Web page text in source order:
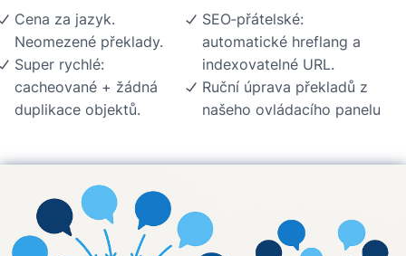
Cena za jazyk.
Neomezené překlady.
Super rychlé:
cacheované + žádná
duplikace objektů.
SEO‑přátelské:
automatické hreflang a
indexovatelné URL.
Ruční úprava překladů z
našeho ovládacího panelu